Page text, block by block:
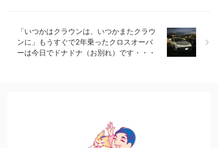
「いつかはクラウンは、いつかまたクラウ
ンに」もうすぐで2年乗ったクロスオーバ
ーは今日でドナドナ（お別れ）です・・・